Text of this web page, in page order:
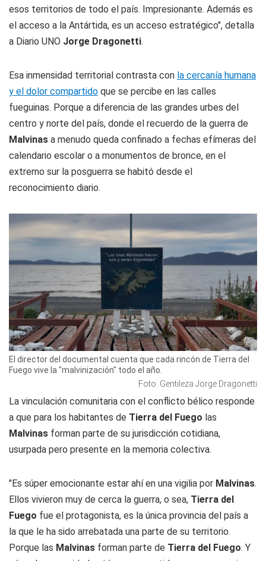
esos territorios de todo el país. Impresionante. Además es
el acceso a la Antártida, es un acceso estratégico", detalla
a Diario UNO Jorge Dragonetti.
Esa inmensidad territorial contrasta con la cercanía humana
y el dolor compartido que se percibe en las calles
fueguinas. Porque a diferencia de las grandes urbes del
centro y norte del país, donde el recuerdo de la guerra de
Malvinas a menudo queda confinado a fechas efímeras del
calendario escolar o a monumentos de bronce, en el
extremo sur la posguerra se habitó desde el
reconocimiento diario.
El director del documental cuenta que cada rincón de Tierra del
Fuego vive la "malvinización" todo el año.
Foto: Gentileza Jorge Dragonetti
La vinculación comunitaria con el conflicto bélico responde
a que para los habitantes de Tierra del Fuego las
Malvinas forman parte de su jurisdicción cotidiana,
usurpada pero presente en la memoria colectiva.
"Es súper emocionante estar ahí en una vigilia por Malvinas.
Ellos vivieron muy de cerca la guerra, o sea, Tierra del
Fuego fue el protagonista, es la única provincia del país a
la que le ha sido arrebatada una parte de su territorio.
Porque las Malvinas forman parte de Tierra del Fuego. Y